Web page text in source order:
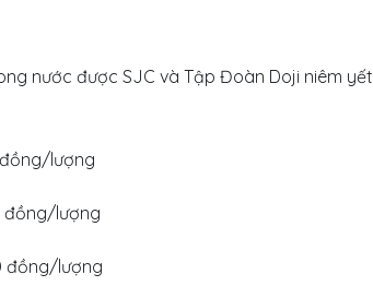
nước được SJC và Tập Đoàn Doji niêm yết
lượng
đồng/lượng
đồng/lượng